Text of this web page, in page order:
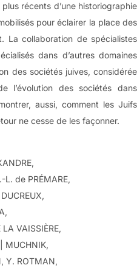
récents d’une historiographie
pour éclairer la place des
La collaboration de spécialistes
dans d’autres domaines
des sociétés juives, considérée
l’évolution des sociétés dans
aussi, comment les Juifs
ne cesse de les façonner.
L. de PRÉMARE,
VAISSIÈRE,
MUCHNIK,
Y. ROTMAN,